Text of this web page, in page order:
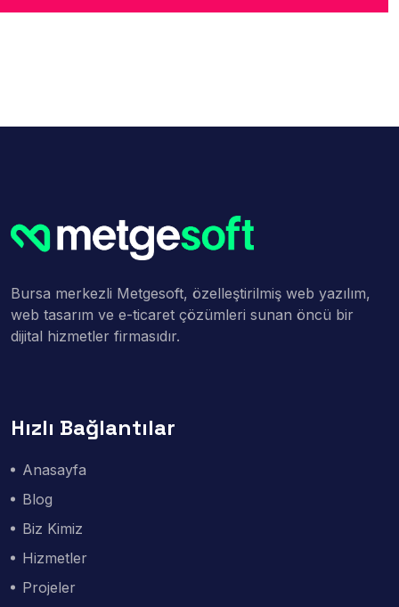
Bursa merkezli Metgesoft, özelleştirilmiş web yazılım,
web tasarım ve e-ticaret çözümleri sunan öncü bir
dijital hizmetler firmasıdır.
Hızlı Bağlantılar
Anasayfa
Blog
Biz Kimiz
Hizmetler
Projeler